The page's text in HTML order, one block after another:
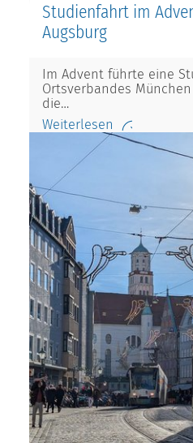
Studienfahrt im
Augsburg
Im Advent führte eine
Ortsverbandes
die…
Weiterlesen